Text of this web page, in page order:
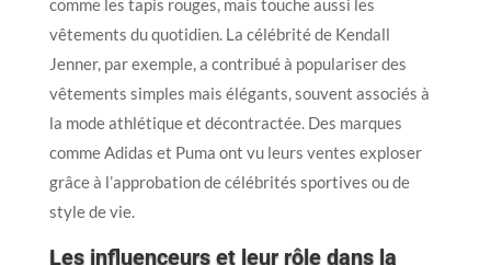
comme les tapis rouges, mais touche aussi les
vêtements du quotidien. La célébrité de Kendall
Jenner, par exemple, a contribué à populariser des
vêtements simples mais élégants, souvent associés à
la mode athlétique et décontractée. Des marques
comme Adidas et Puma ont vu leurs ventes exploser
grâce à l’approbation de célébrités sportives ou de
style de vie.
Les influenceurs et leur rôle dans la